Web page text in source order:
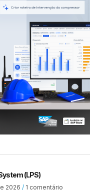
(LPS)
2026 1 comentário